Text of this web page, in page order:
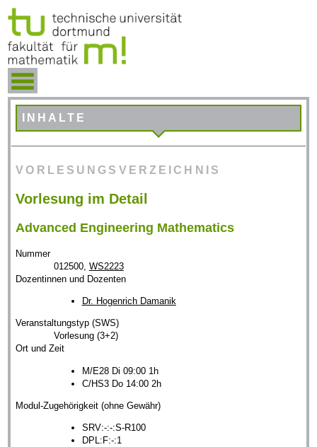
INHALTE
VORLESUNGSVERZEICHNIS
Vorlesung im Detail
Advanced Engineering Mathematics
Nummer
012500, WS2223
Dozentinnen und Dozenten
Dr. Hogenrich Damanik
Veranstaltungstyp (SWS)
Vorlesung (3+2)
Ort und Zeit
M/E28 Di 09:00 1h
C/HS3 Do 14:00 2h
Modul-Zugehörigkeit (ohne Gewähr)
SRV:-:-:S-R100
DPL:F:-:1